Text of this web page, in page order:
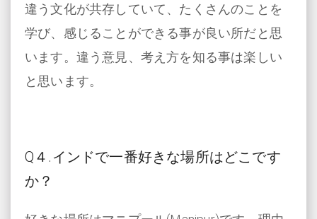
違う文化が共存していて、たくさんのことを
学び、感じることができる事が良い所だと思
います。違う意見、考え方を知る事は楽しい
と思います。
Q ４.インドで一番好きな場所はどこです
か？